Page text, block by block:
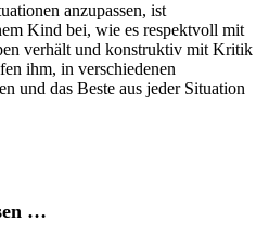
anzupassen, ist
Kind bei, wie es respektvoll mit
verhält und konstruktiv mit Kritik
ihm, in verschiedenen
und das Beste aus jeder Situation
…